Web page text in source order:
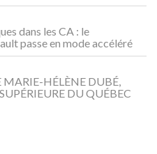
dans les CA : le
passe en mode accéléré
MARIE-HÉLÈNE DUBÉ,
DU QUÉBEC